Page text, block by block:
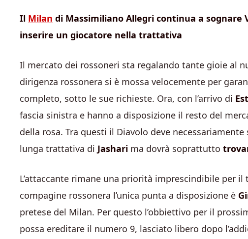
Il Milan di Massimiliano Allegri continua a sognare
inserire un giocatore nella trattativa
Il mercato dei rossoneri sta regalando tante gioie al
dirigenza rossonera si è mossa velocemente per
completo, sotto le sue richieste. Ora, con l’arrivo di
fascia sinistra e hanno a disposizione il resto del
della rosa. Tra questi il Diavolo deve
lunga trattativa di Jashari ma dovrà soprattutto
L’attaccante rimane una priorità imprescindibile per
compagine rossonera l’unica punta a disposizione è
pretese del Milan. Per questo l’obbiettivo per il
possa ereditare il numero 9, lasciato libero dopo